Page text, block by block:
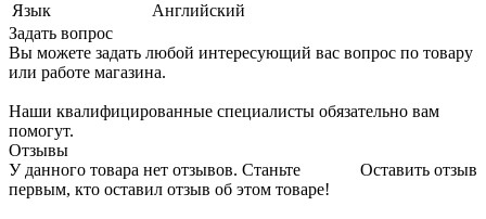
Язык
Английский
Задать вопрос
Вы можете задать любой интересующий вас вопрос по товару
или работе магазина.
Наши квалифицированные специалисты обязательно вам
помогут.
Отзывы
Оставить отзыв
У данного товара нет отзывов. Станьте
первым, кто оставил отзыв об этом товаре!